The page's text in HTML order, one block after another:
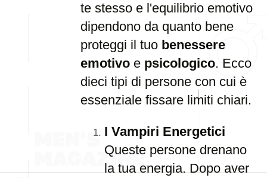
te stesso e l'equilibrio emotivo
dipendono da quanto bene
proteggi il tuo benessere
emotivo e psicologico. Ecco
dieci tipi di persone con cui è
essenziale fissare limiti chiari.
I Vampiri Energetici
Queste persone drenano
la tua energia. Dopo aver